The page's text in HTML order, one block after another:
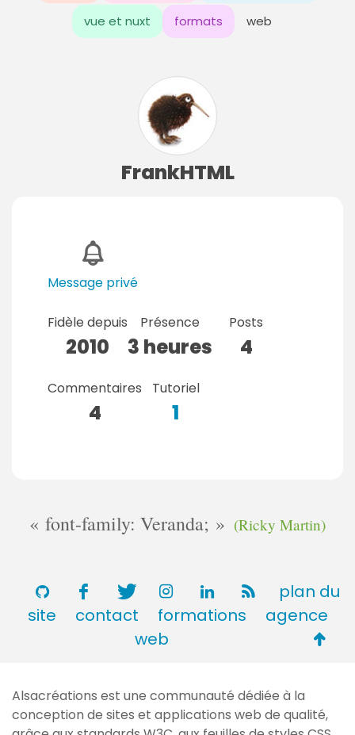
vue et nuxt formats web
FrankHTML
Message privé
Fidèle depuis
2010
Présence
3 heures
Posts
4
Commentaires
4
Tutoriel
1
font-family: Veranda; (Ricky Martin)
plan du
site
contact formations
agence
web
de
Alsacréations est une communauté dédiée à la
conception de sites et applications web de qualité,